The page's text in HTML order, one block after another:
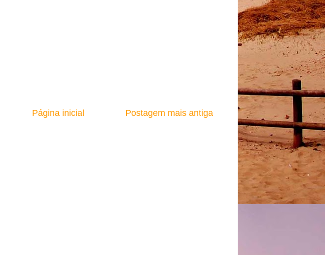
Postagem mais antiga
Página inicial